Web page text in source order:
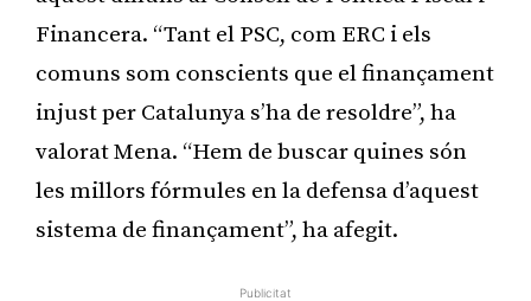
Financera. “Tant el PSC, com ERC i els
comuns som conscients que el finançament
injust per Catalunya s’ha de resoldre”, ha
valorat Mena. “Hem de buscar quines són
les millors fórmules en la defensa d’aquest
sistema de finançament”, ha afegit.
Publicitat